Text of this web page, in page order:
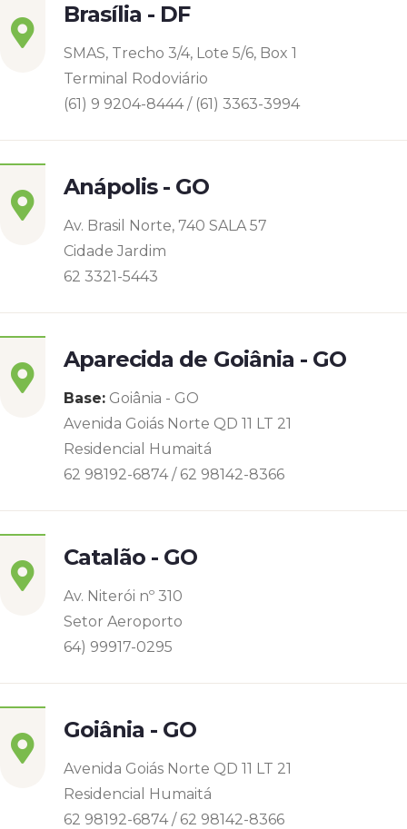
Brasília - DF
SMAS, Trecho 3/4, Lote 5/6, Box 1
Terminal Rodoviário
(61) 9 9204-8444 / (61) 3363-3994
Anápolis - GO
Av. Brasil Norte, 740 SALA 57
Cidade Jardim
62 3321-5443
Aparecida de Goiânia - GO
Base: Goiânia - GO
Avenida Goiás Norte QD 11 LT 21
Residencial Humaitá
62 98192-6874 / 62 98142-8366
Catalão - GO
Av. Niterói nº 310
Setor Aeroporto
64) 99917-0295
Goiânia - GO
Avenida Goiás Norte QD 11 LT 21
Residencial Humaitá
62 98192-6874 / 62 98142-8366